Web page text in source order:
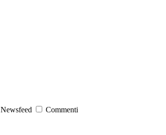
Newsfeed Commenti